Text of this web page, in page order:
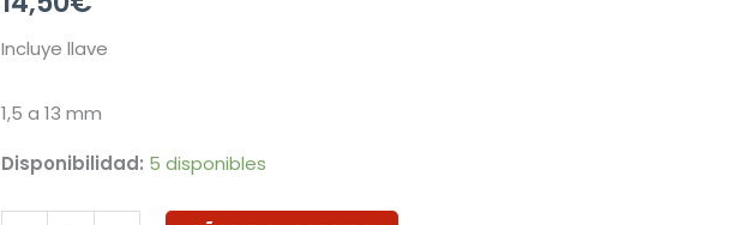
Incluye llave
1,5 a 13 mm
Disponibilidad: 5 disponibles
13
mm